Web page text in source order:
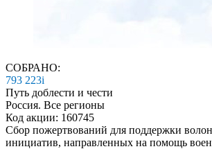
СОБРАНО:
793 223i
Путь доблести и чести
Россия. Все регионы
Код акции: 160745
Сбор пожертвований для поддержки
инициатив, направленных на помощь